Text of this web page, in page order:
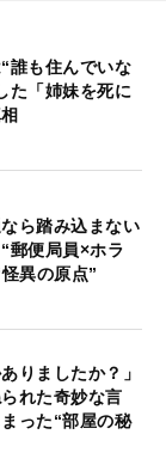
誰も住んでいな
た「姉妹を死に
ら踏み込まない
郵便局員×ホラ
異の原点”
りましたか？」
れた奇妙な言
った“部屋の秘